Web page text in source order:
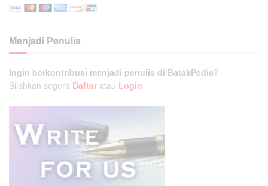
Menjadi Penulis
Ingin berkontribusi menjadi penulis di BatakPedia?
Silahkan segera Daftar atau Login